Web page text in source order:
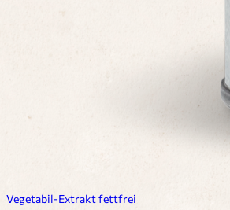
Vegetabil-Extrakt fettfrei